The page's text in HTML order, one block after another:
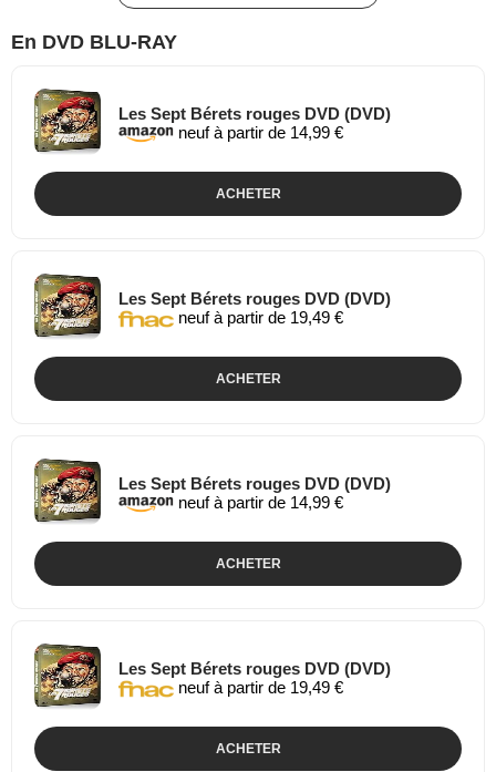
En DVD BLU-RAY
Les Sept Bérets rouges DVD (DVD)
neuf à partir de 14,99 €
ACHETER
Les Sept Bérets rouges DVD (DVD)
neuf à partir de 19,49 €
ACHETER
Les Sept Bérets rouges DVD (DVD)
neuf à partir de 14,99 €
ACHETER
Les Sept Bérets rouges DVD (DVD)
neuf à partir de 19,49 €
ACHETER